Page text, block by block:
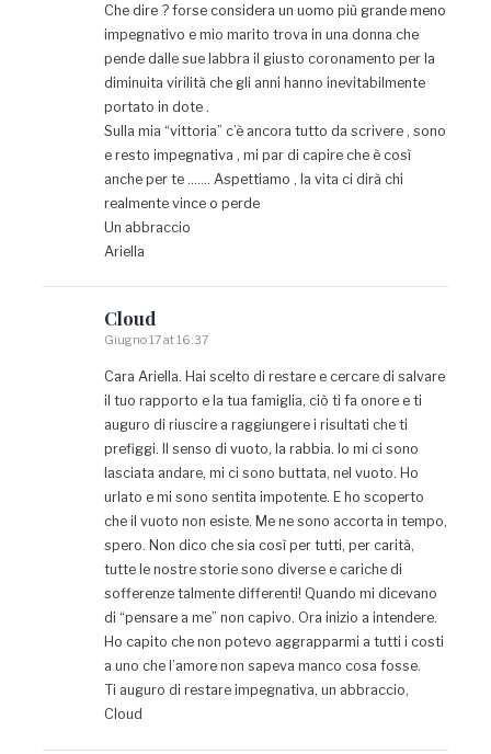
Che dire ? forse considera un uomo più grande meno
impegnativo e mio marito trova in una donna che
pende dalle sue labbra il giusto coronamento per la
diminuita virilità che gli anni hanno inevitabilmente
portato in dote .
Sulla mia “vittoria” c’è ancora tutto da scrivere , sono
e resto impegnativa , mi par di capire che è così
anche per te ……. Aspettiamo , la vita ci dirà chi
realmente vince o perde
Un abbraccio
Ariella
Cloud
Giugno 17 at 16:37
Cara Ariella. Hai scelto di restare e cercare di salvare
il tuo rapporto e la tua famiglia, ciò ti fa onore e ti
auguro di riuscire a raggiungere i risultati che ti
prefiggi. Il senso di vuoto, la rabbia. Io mi ci sono
lasciata andare, mi ci sono buttata, nel vuoto. Ho
urlato e mi sono sentita impotente. E ho scoperto
che il vuoto non esiste. Me ne sono accorta in tempo,
spero. Non dico che sia così per tutti, per carità,
tutte le nostre storie sono diverse e cariche di
sofferenze talmente differenti! Quando mi dicevano
di “pensare a me” non capivo. Ora inizio a intendere.
Ho capito che non potevo aggrapparmi a tutti i costi
a uno che l’amore non sapeva manco cosa fosse.
Ti auguro di restare impegnativa, un abbraccio,
Cloud